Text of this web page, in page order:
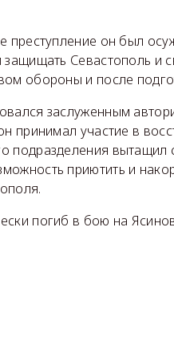
преступление он был
защищать Севастополь и
обороны и после
заслуженным
принимал участие в
подразделения
приютить и
погиб в бою на